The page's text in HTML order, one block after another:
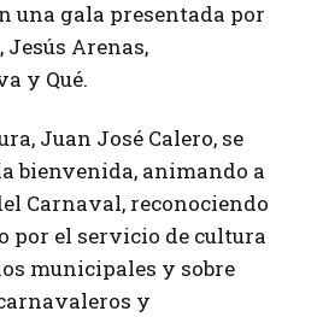
una gala presentada por
Arenas,
y Qué.
Juan José Calero, se
bienvenida, animando a
Carnaval, reconociendo
por el servicio de cultura
municipales y sobre
y